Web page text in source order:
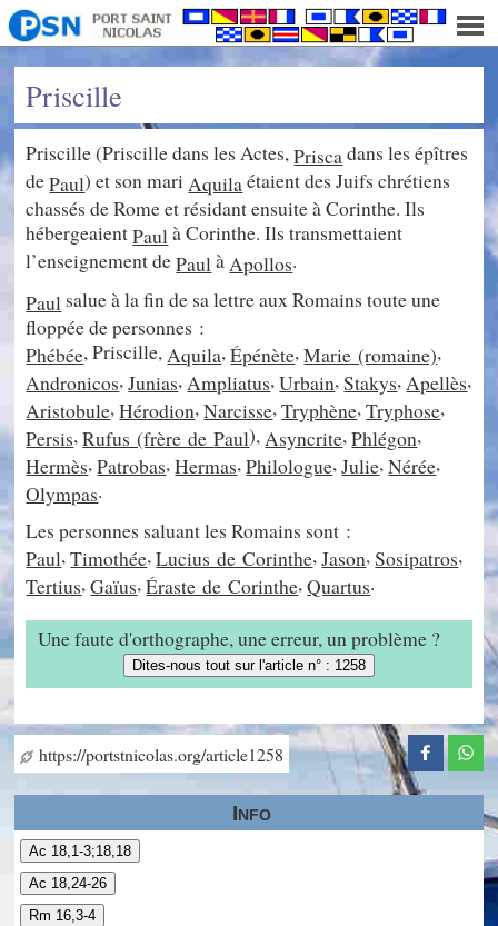
Priscille
Priscille (Priscille dans les Actes,Priscadans les épîtres
dePaul) et son mariAquilaétaient des Juifs chrétiens
chassés de Rome et résidant ensuite à Corinthe. Ils
hébergeaientPaulà Corinthe. Ils transmettaient
l’enseignement dePaulàApollos.
Paul salue à la fin de sa lettre aux Romains toute une
floppée de personnes :
Phébée, Priscille,Aquila,Épénète,Marie (romaine),
Andronicos,Junias,Ampliatus,Urbain,Stakys,Apellès,
Aristobule,Hérodion,Narcisse,Tryphène,Tryphose,
Persis,Rufus (frère dePaul),Asyncrite,Phlégon,
Hermès,Patrobas,Hermas,Philologue,Julie,Nérée,
Olympas.
Les personnes saluant les Romains sont :
Paul,Timothée,Lucius de Corinthe, Jason, Sosipatros,
Tertius,Gaïus,Éraste de Corinthe,Quartus.
Une faute d'orthographe, une erreur, un problème ?
Dites-nous tout sur l'article n° : 1258
https://portstnicolas.org/article1258
Info
Ac 18,1-3;18,18
Ac 18,24-26
Rm 16,3-4